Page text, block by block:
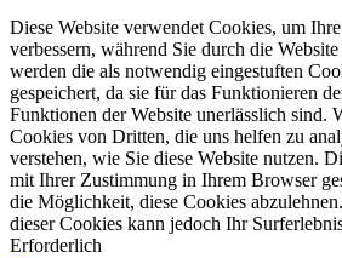
Diese Website verwendet Cookies, um
verbessern, während Sie durch die
werden die als notwendig eingestuften
gespeichert, da sie für das Funktionieren
Funktionen der Website unerlässlich sind.
Cookies von Dritten, die uns helfen zu
verstehen, wie Sie diese Website nutzen.
mit Ihrer Zustimmung in Ihrem Browser
die Möglichkeit, diese Cookies
dieser Cookies kann jedoch Ihr
Erforderlich